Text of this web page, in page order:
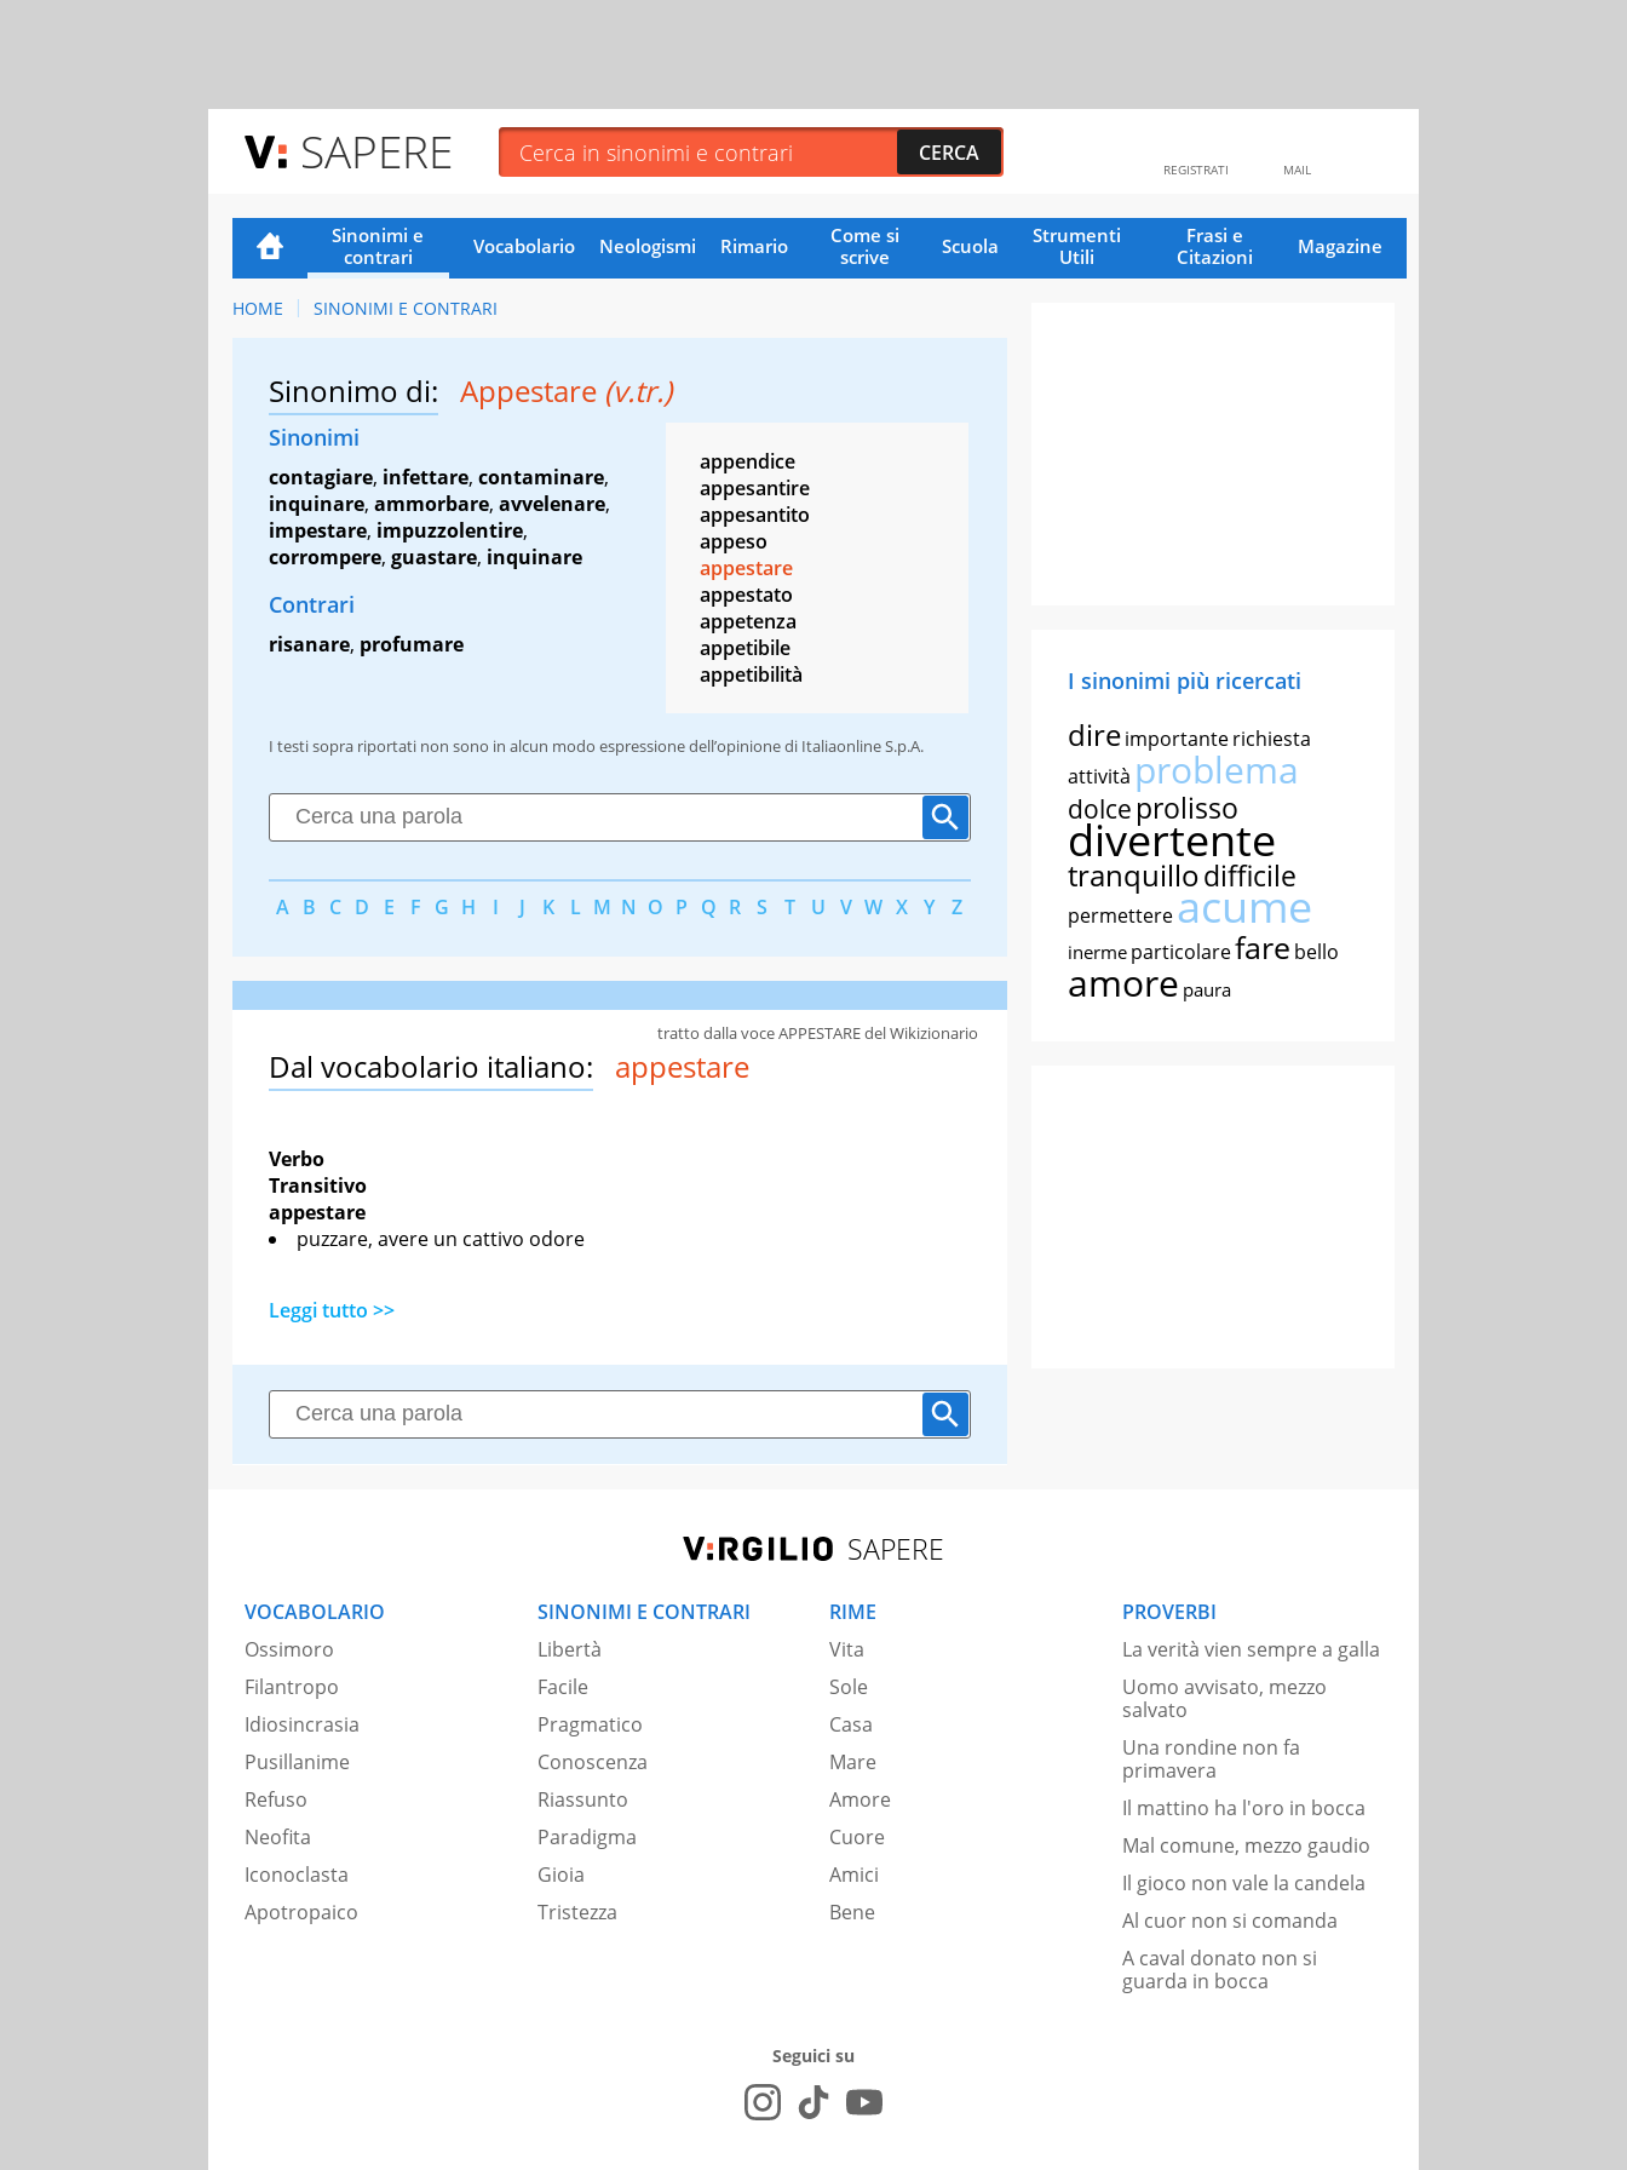
SAPERE MAIL
REGISTRATI
Sinonimi e
contrari
Vocabolario Neologismi Rimario
Come si
scrive
Scuola
Strumenti
Utili
Frasi e
Citazioni
Magazine
HOME SINONIMI E CONTRARI
Sinonimo di: Appestare (v.tr.)
Sinonimi
contagiare, infettare, contaminare,
inquinare, ammorbare, avvelenare,
impestare, impuzzolentire,
corrompere, guastare, inquinare
Contrari
risanare, profumare
appendice
appesantire
appesantito
appeso
appestare
appestato
appetenza
appetibile
appetibilità
I testi sopra riportati non sono in alcun modo espressione dell’opinione di Italiaonline S.p.A.
A B C D E F G H I J K L M N O P Q R S T U V W X Y Z
Dal vocabolario italiano: appestare
Verbo
Transitivo
appestare
puzzare, avere un cattivo odore
Leggi tutto >>
tratto dalla voce APPESTARE del Wikizionario
I sinonimi più ricercati
direimportanterichiesta
attività problema
dolce prolisso
divertente
tranquillodifficile
permettereacume
inerme particolarefare bello
amore paura
SAPERE
VOCABOLARIO
Ossimoro
Filantropo
Idiosincrasia
Pusillanime
Refuso
Neofita
Iconoclasta
Apotropaico
SINONIMI E CONTRARI
Libertà
Facile
Pragmatico
Conoscenza
Riassunto
Paradigma
Gioia
Tristezza
RIME
Vita
Sole
Casa
Mare
Amore
Cuore
Amici
Bene
PROVERBI
La verità vien sempre a galla
Uomo avvisato, mezzo
salvato
Una rondine non fa
primavera
Il mattino ha l'oro in bocca
Mal comune, mezzo gaudio
Il gioco non vale la candela
Al cuor non si comanda
A caval donato non si
guarda in bocca
Seguici su